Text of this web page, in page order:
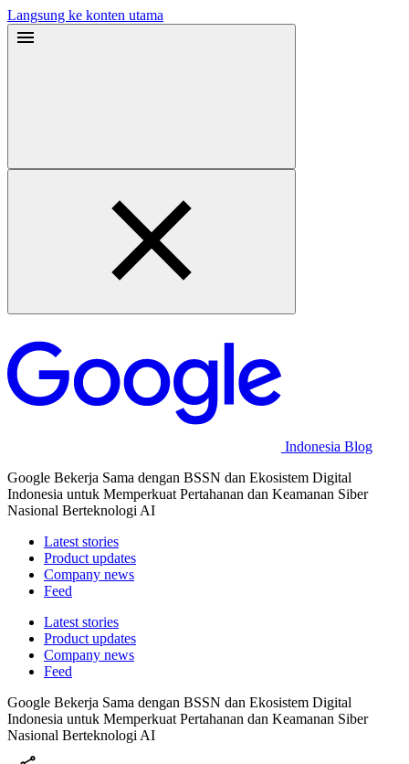
Langsung ke konten utama
Indonesia Blog
Google Bekerja Sama dengan BSSN dan Ekosistem Digital
Indonesia untuk Memperkuat Pertahanan dan Keamanan Siber
Nasional Berteknologi AI
Latest stories
Product updates
Company news
Feed
Latest stories
Product updates
Company news
Feed
Google Bekerja Sama dengan BSSN dan Ekosistem Digital
Indonesia untuk Memperkuat Pertahanan dan Keamanan Siber
Nasional Berteknologi AI